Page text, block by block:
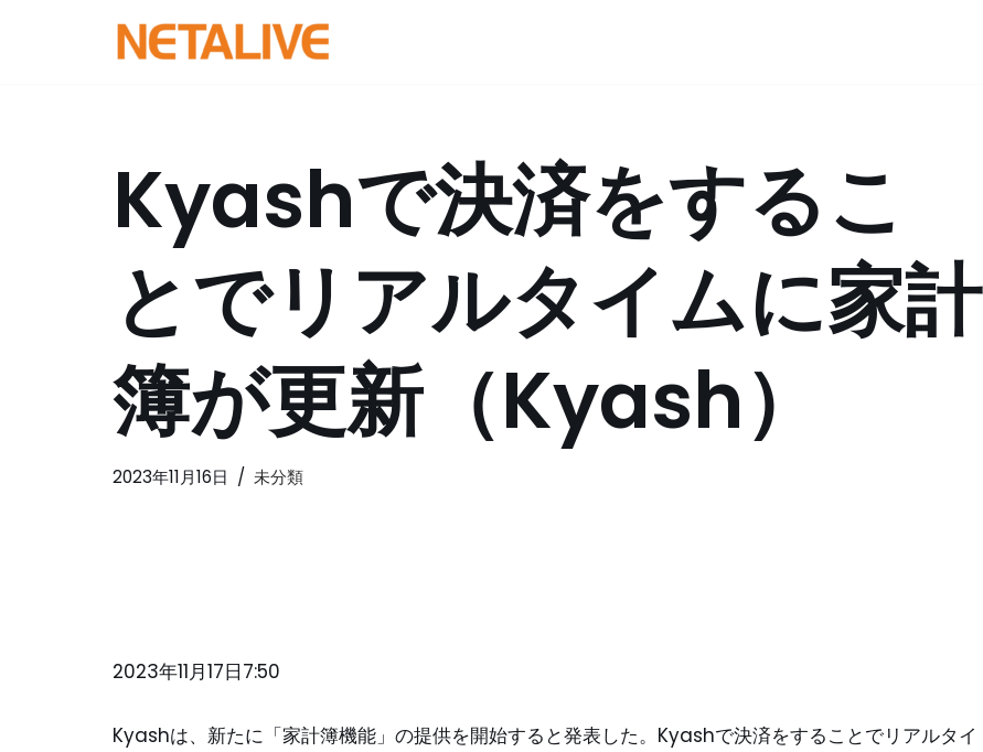
Kyashで決済をするこ
とでリアルタイムに家計
簿が更新（Kyash）
2023年11月16日 未分類
2023年11月17日7:50
Kyashは、新たに「家計簿機能」の提供を開始すると発表した。Kyashで決済をすることでリアルタイ